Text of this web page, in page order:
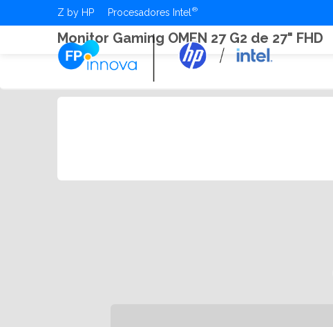
Z by HP Procesadores Intel
Monitor Gaming OMEN 27 G2 de 27" FHD